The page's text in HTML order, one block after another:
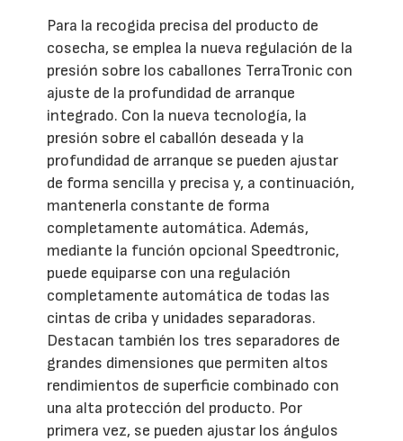
Para la recogida precisa del producto de
cosecha, se emplea la nueva regulación de la
presión sobre los caballones TerraTronic con
ajuste de la profundidad de arranque
integrado. Con la nueva tecnología, la
presión sobre el caballón deseada y la
profundidad de arranque se pueden ajustar
de forma sencilla y precisa y, a continuación,
mantenerla constante de forma
completamente automática. Además,
mediante la función opcional Speedtronic,
puede equiparse con una regulación
completamente automática de todas las
cintas de criba y unidades separadoras.
Destacan también los tres separadores de
grandes dimensiones que permiten altos
rendimientos de superficie combinado con
una alta protección del producto. Por
primera vez, se pueden ajustar los ángulos